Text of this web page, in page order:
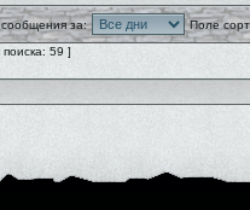
сообщения за:
Поле
поиска: 59 ]